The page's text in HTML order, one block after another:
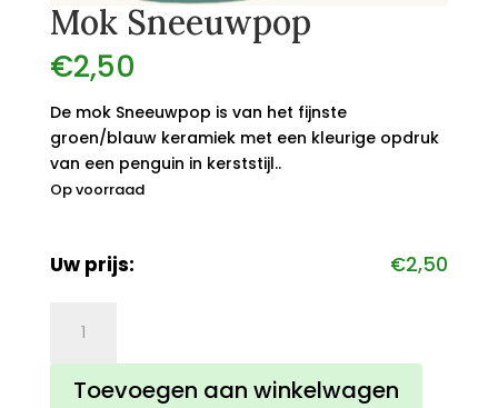
Mok Sneeuwpop
€2,50
De mok Sneeuwpop is van het fijnste
groen/blauw keramiek met een kleurige opdruk
van een penguin in kerststijl..
Op voorraad
Uw prijs: €2,50
Sneeuwpop
aantal
Toevoegen aan winkelwagen